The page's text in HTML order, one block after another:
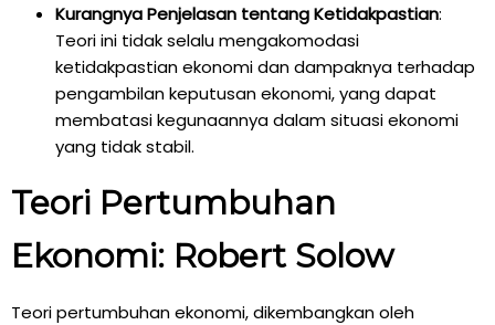
Kurangnya Penjelasan tentang Ketidakpastian:
Teori ini tidak selalu mengakomodasi
ketidakpastian ekonomi dan dampaknya terhadap
pengambilan keputusan ekonomi, yang dapat
membatasi kegunaannya dalam situasi ekonomi
yang tidak stabil.
Teori Pertumbuhan
Ekonomi: Robert Solow
Teori pertumbuhan ekonomi, dikembangkan oleh